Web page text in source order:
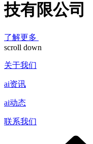
技有限公司
了解更多
scroll down
关于我们
ai资讯
ai动态
联系我们